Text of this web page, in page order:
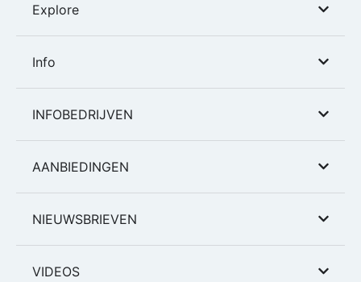
Explore
Info
INFOBEDRIJVEN
AANBIEDINGEN
NIEUWSBRIEVEN
VIDEOS